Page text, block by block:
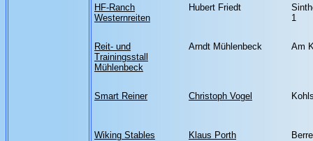
HF-Ranch
Westernreiten
Hubert Friedt
1
Reit- und
Trainingsstall
Mühlenbeck
Arndt Mühlenbeck Am
Smart Reiner Christoph Vogel
Wiking Stables Klaus Porth